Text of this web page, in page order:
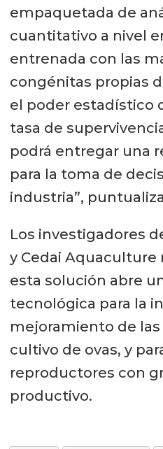
empaquetada de
cuantitativo a nivel
entrenada con las
congénitas propias
el poder estadístico
tasa de
podrá entregar una
para la toma de
industria”,
Los investigadores
y Cedai
esta solución abre
tecnológica para la
mejoramiento de
cultivo de ovas, y
reproductores con
productivo.